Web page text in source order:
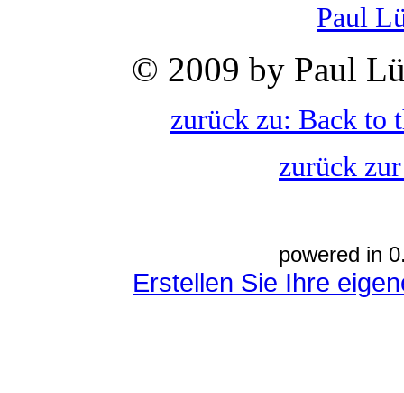
Paul
© 2009 by Paul
zurück zu: Back to
zurück
powered in
Erstellen Sie Ihre